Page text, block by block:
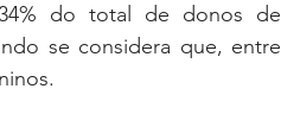
do total de donos de
se considera que, entre